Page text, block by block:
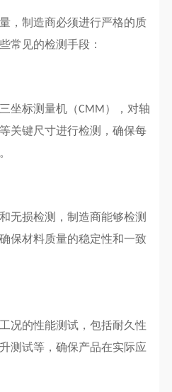
，制造商必须进行严格的质
常见的检测手段：
坐标测量机（CMM ），对轴
关键尺寸进行检测，确保每
无损检测，制造商能够检测
保材料质量的稳定性和一致
况的性能测试，包括耐久性
测试等，确保产品在实际应